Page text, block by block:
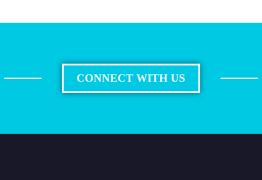
CONNECT WITH US